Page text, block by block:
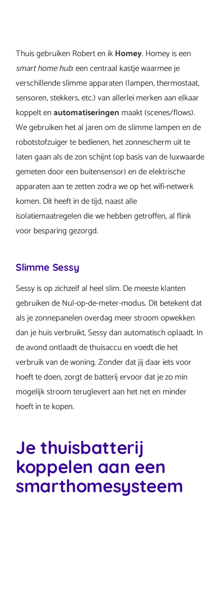
Thuis gebruiken Robert en ikHomey. Homey is een
smart home hub: een centraal kastje waarmee je
verschillende slimme apparaten (lampen, thermostaat,
sensoren, stekkers, etc.) van allerlei merken aan elkaar
koppelt enautomatiseringen maakt (scenes/flows).
We gebruiken het al jaren om de slimme lampen en de
robotstofzuiger te bedienen, het zonnescherm uit te
laten gaan als de zon schijnt (op basis van de luxwaarde
gemeten door een buitensensor) en de elektrische
apparaten aan te zetten zodra we op het wifi-netwerk
komen. Dit heeft in de tijd, naast alle
isolatiemaatregelen die we hebben getroffen, al flink
voor besparing gezorgd.
Slimme Sessy
Sessy is op zichzelf al heel slim. De meeste klanten
gebruiken de Nul-op-de-meter-modus. Dit betekent dat
als je zonnepanelen overdag meer stroom opwekken
dan je huis verbruikt, Sessy dan automatisch oplaadt. In
de avond ontlaadt de thuisaccu en voedt die het
verbruik van de woning. Zonder dat jij daar iets voor
hoeft te doen, zorgt de batterij ervoor dat je zo min
mogelijk stroom teruglevert aan het net en minder
hoeft in te kopen.
Je thuisbatterij
koppelen aan een
smarthomesysteem